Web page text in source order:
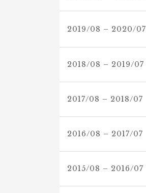
2019/08 – 2020/07
2018/08 – 2019/07
2017/08 – 2018/07
2016/08 – 2017/07
2015/08 – 2016/07